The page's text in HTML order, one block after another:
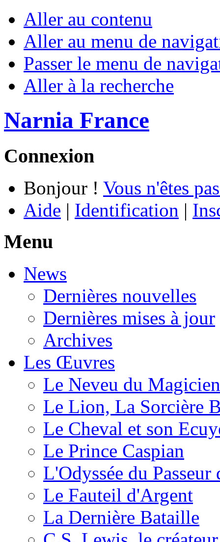
Aller au contenu
Aller au menu de
Passer le menu de
Aller à la recherche
Narnia France
Connexion
Bonjour ! Vous n'êtes
Aide | Identification |
Menu
News
Dernières nouvelles
Dernières mises à jour
Archives
Les Œuvres
Le Neveu du Magicien
Le Lion, La Sorcière
Le Cheval et son
Le Prince Caspian
L'Odyssée du
Le Fauteil d'Argent
La Dernière Bataille